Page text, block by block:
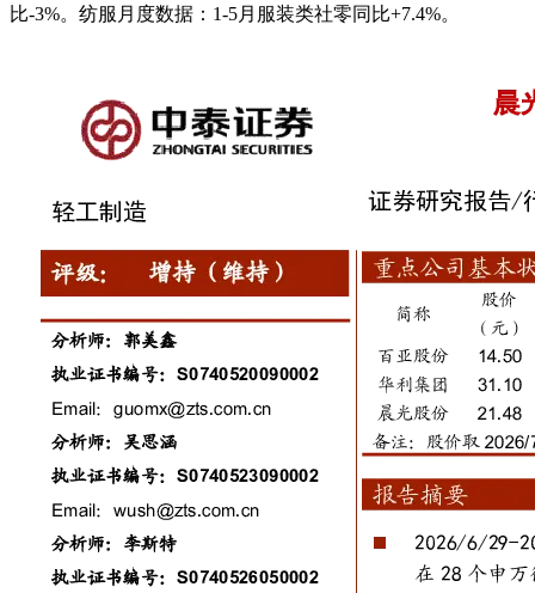
比-3%。纺服月度数据：1-5月服装类社零同比+7.4%。